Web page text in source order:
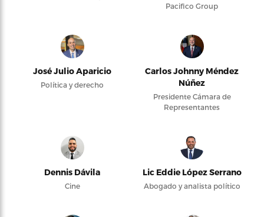
Pacifico Group
José Julio Aparicio
Política y derecho
Carlos Johnny Méndez
Núñez
Presidente Cámara de
Representantes
Dennis Dávila
Cine
Lic Eddie López Serrano
Abogado y analista político